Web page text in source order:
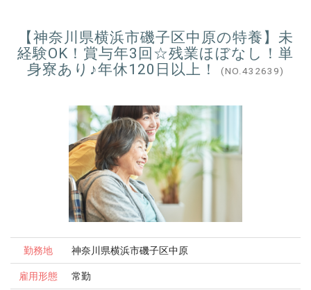
【神奈川県横浜市磯子区中原の特養】未
経験OK！賞与年3回☆残業ほぼなし！単
身寮あり♪年休120日以上！
(NO.432639)
勤務地 神奈川県横浜市磯子区中原
雇用形態 常勤